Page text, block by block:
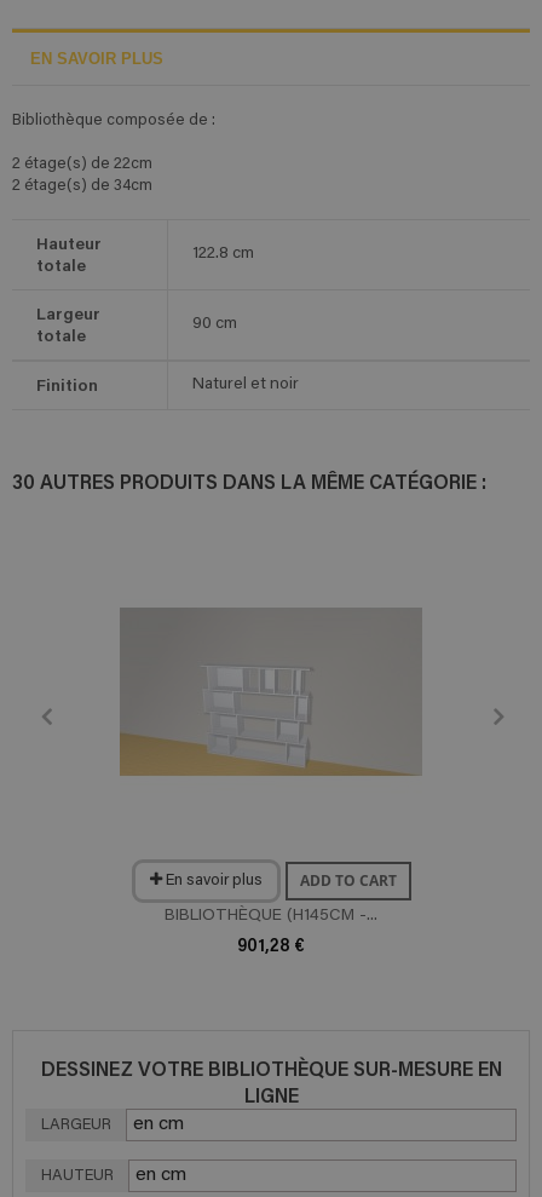
EN SAVOIR PLUS
Bibliothèque composée de :
2 étage(s) de 22cm
2 étage(s) de 34cm
Hauteur
totale
122.8 cm
Largeur
totale
90 cm
Finition Naturel et noir
30 AUTRES PRODUITS DANS LA MÊME CATÉGORIE :
En savoir plus ADD TO CART
BIBLIOTHÈQUE (H145CM -...
901,28 €
DESSINEZ VOTRE BIBLIOTHÈQUE SUR-MESURE EN
LIGNE
LARGEUR
HAUTEUR